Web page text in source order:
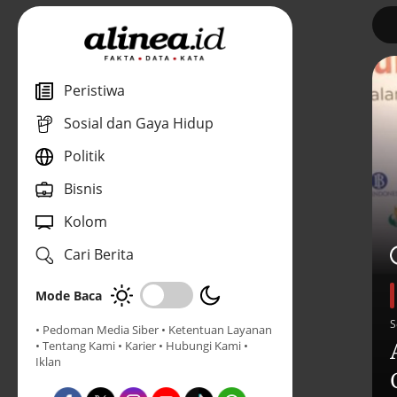
Peristiwa
Sosial dan Gaya Hidup
Politik
Bisnis
Kolom
Cari Berita
Mode Baca
• Pedoman Media Siber • Ketentuan Layanan
• Tentang Kami • Karier • Hubungi Kami •
Iklan
1